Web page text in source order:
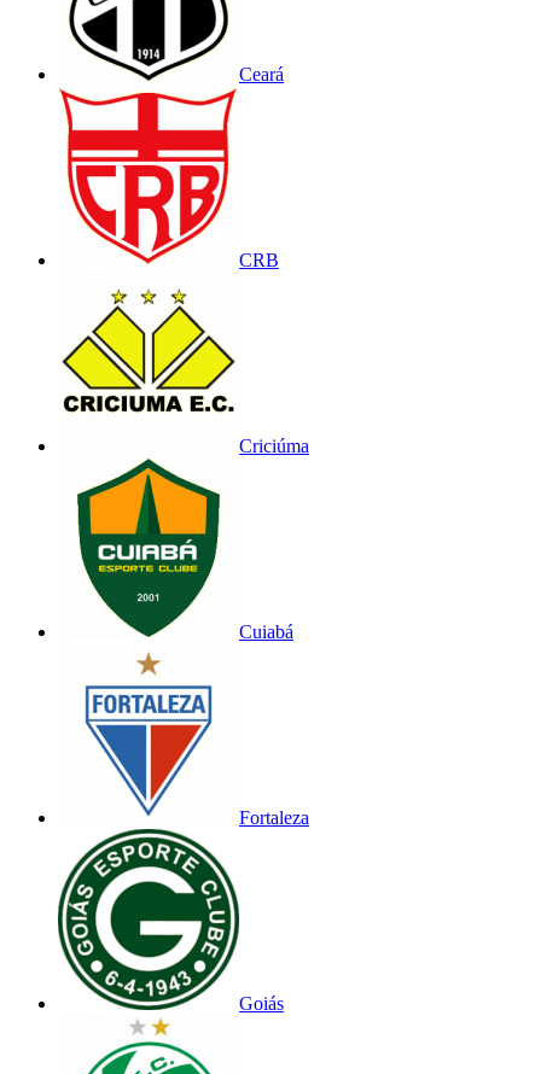
Ceará
CRB
Criciúma
Cuiabá
Fortaleza
Goiás